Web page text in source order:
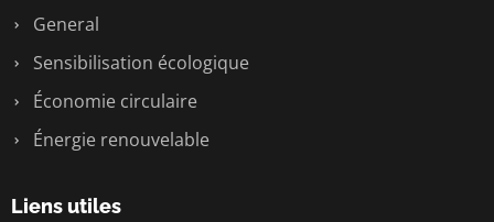
General
Sensibilisation écologique
Économie circulaire
Énergie renouvelable
Liens utiles